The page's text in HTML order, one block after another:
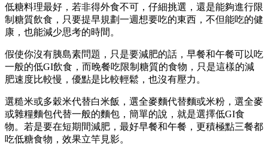
低糖料理最好，若非得外食不可，仔細挑選，還是能夠進行限
制糖質飲食，只要提早規劃一週想要吃的東西，不但能吃的健
康，也能減少思考的時間。
假使你沒有胰島素問題，只是要減肥的話，早餐和午餐可以吃
一般的低GI飲食，而晚餐吃限制糖質的食物，只是這樣的減
肥速度比較慢，優點是比較輕鬆，也沒有壓力。
選糙米或多穀米代替白米飯，選全麥麵代替麵或米粉，選全麥
或雜糧麵包代替一般的麵包，簡單的說，就是選擇低GI食
物。若是要在短期間減肥，最好早餐和午餐，更積極點三餐都
吃低糖食物，效果立竿見影。